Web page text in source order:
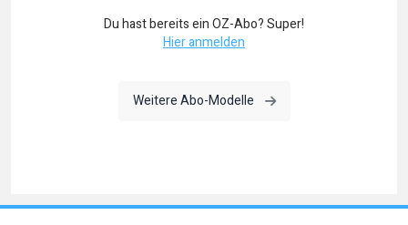
Du hast bereits ein OZ-Abo? Super!
Hier anmelden
Weitere Abo-Modelle